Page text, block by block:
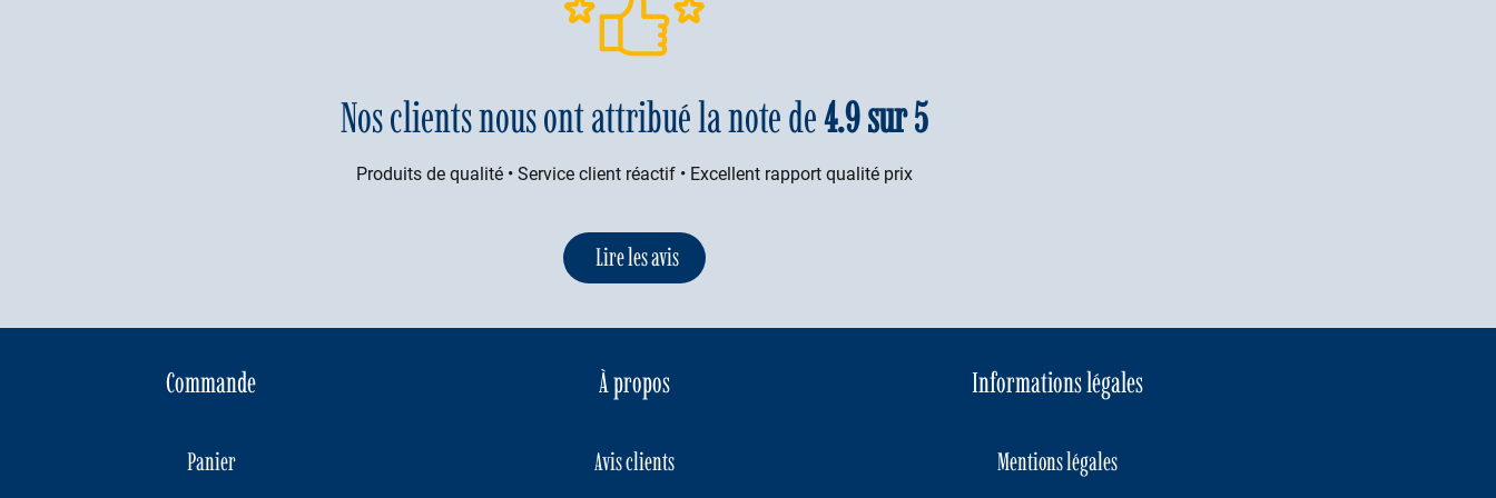
Nos clients nous ont attribué la note de4.9 sur 5
Produits de qualité • Service client réactif • Excellent rapport qualité prix
Lire les avis
Commande
Panier
À propos
Avis clients
Informations légales
Mentions légales